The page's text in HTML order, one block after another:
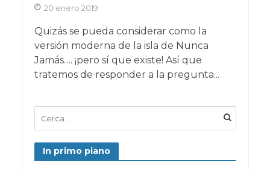
20 enero 2019
Quizás se pueda considerar como la
versión moderna de la isla de Nunca
Jamás…. ¡pero sí que existe! Así que
tratemos de responder a la pregunta...
In primo piano